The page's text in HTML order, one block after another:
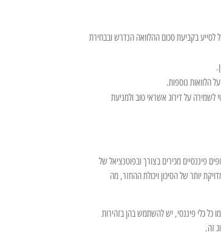
לסייע בקביעת סכום ההלוואה הנדרש ובבחירת
הלוואות נוספות.
לשמירה על דירוג אשראי טוב ולמניעת
פיננסיים מכירים בצורך ובפוטנציאל של
יותר של הסיכון ויכולת ההחזר, מה
כל כלי פיננסי, יש להשתמש בהן בזהירות
זה.